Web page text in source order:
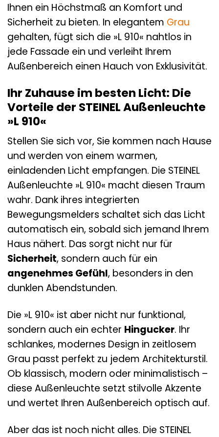
Ihnen ein Höchstmaß an Komfort und
Sicherheit zu bieten. In elegantem Grau
gehalten, fügt sich die »L 910« nahtlos in
jede Fassade ein und verleiht Ihrem
Außenbereich einen Hauch von Exklusivität.
Ihr Zuhause im besten Licht: Die
Vorteile der STEINEL Außenleuchte
»L 910«
Stellen Sie sich vor, Sie kommen nach Hause
und werden von einem warmen,
einladenden Licht empfangen. Die STEINEL
Außenleuchte »L 910« macht diesen Traum
wahr. Dank ihres integrierten
Bewegungsmelders schaltet sich das Licht
automatisch ein, sobald sich jemand Ihrem
Haus nähert. Das sorgt nicht nur für
Sicherheit, sondern auch für ein
angenehmes Gefühl, besonders in den
dunklen Abendstunden.
Die »L 910« ist aber nicht nur funktional,
sondern auch ein echter Hingucker. Ihr
schlankes, modernes Design in zeitlosem
Grau passt perfekt zu jedem Architekturstil.
Ob klassisch, modern oder minimalistisch –
diese Außenleuchte setzt stilvolle Akzente
und wertet Ihren Außenbereich optisch auf.
Aber das ist noch nicht alles. Die STEINEL